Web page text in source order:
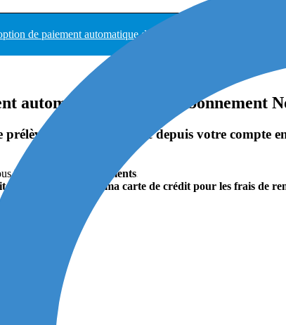
de paiement automatique de votre abonnement Notarius ?
automatique de votre abonnement
automatique depuis votre compte
l’onglet
Mes abonnements
automatiquement ma carte de crédit pour les frais de